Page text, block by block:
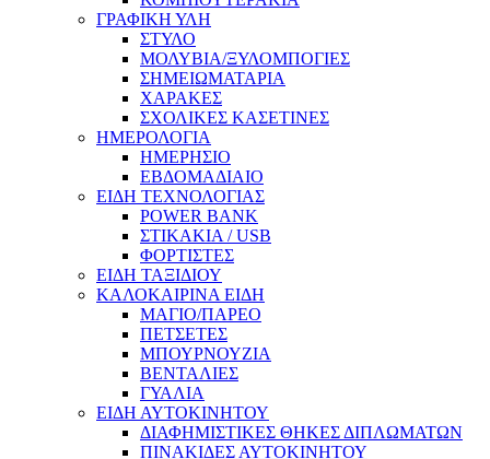
ΓΡΑΦΙΚΗ ΥΛΗ
ΣΤΥΛΟ
ΜΟΛΥΒΙΑ/ΞΥΛΟΜΠΟΓΙΕΣ
ΣΗΜΕΙΩΜΑΤΑΡΙΑ
ΧΑΡΑΚΕΣ
ΣΧΟΛΙΚΕΣ ΚΑΣΕΤΙΝΕΣ
ΗΜΕΡΟΛΟΓΙΑ
ΗΜΕΡΗΣΙΟ
ΕΒΔΟΜΑΔΙΑΙΟ
ΕΙΔΗ ΤΕΧΝΟΛΟΓΙΑΣ
POWER BANK
ΣΤΙΚΑΚΙΑ / USB
ΦΟΡΤΙΣΤΕΣ
ΕΙΔΗ ΤΑΞΙΔΙΟΥ
ΚΑΛΟΚΑΙΡΙΝΑ ΕΙΔΗ
ΜΑΓΙΟ/ΠΑΡΕΟ
ΠΕΤΣΕΤΕΣ
ΜΠΟΥΡΝΟΥΖΙΑ
ΒΕΝΤΑΛΙΕΣ
ΓΥΑΛΙΑ
ΕΙΔΗ ΑΥΤΟΚΙΝΗΤΟΥ
ΔΙΑΦΗΜΙΣΤΙΚΕΣ ΘΗΚΕΣ ΔΙΠΛΩΜΑΤΩΝ
ΠΙΝΑΚΙΔΕΣ ΑΥΤΟΚΙΝΗΤΟΥ